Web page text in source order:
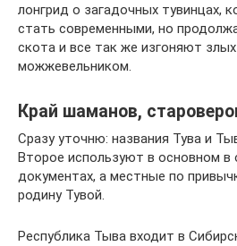
лонгрид о загадочных тувинцах,
стать современными, но
скота и все так же изгоняют
можжевельником.
Край шаманов,
Сразу уточню: названия Тува и
Второе используют в основном в
документах, а местные по
родину Тувой.
Республика Тыва входит в